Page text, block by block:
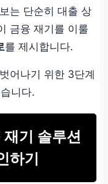
는 단순히 대출 상
금융 재기를 이룰
를 제시합니다.
어나기 위한 3단계
니다.
기 솔루션
하기